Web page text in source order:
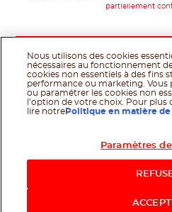
partiellement
Nous utilisons des cookies
nécessaires au fonctionnement
cookies non essentiels à des fins
performance ou marketing. Vous
ou paramétrer les cookies non
l’option de votre choix. Pour plus
lire notre Politique en matière
Paramètres